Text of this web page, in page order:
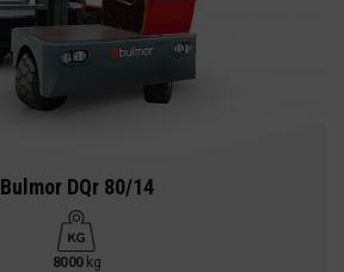
Bulmor DQr 80/14
8000kg